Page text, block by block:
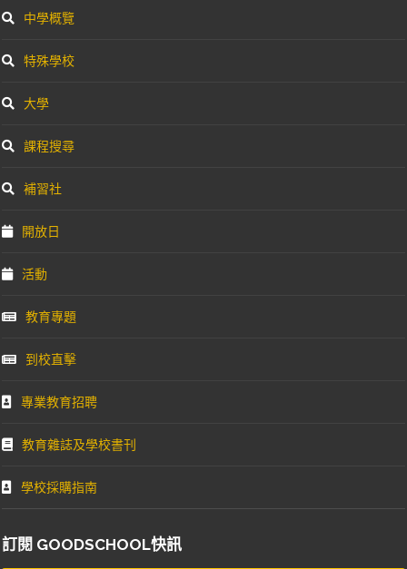
中學概覽
特殊學校
大學
課程搜尋
補習社
開放日
活動
教育專題
到校直擊
專業教育招聘
教育雜誌及學校書刊
學校採購指南
訂閱 GOODSCHOOL快訊